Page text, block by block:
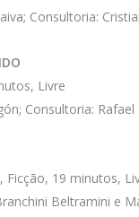
Consultoria:
Livre
Consultoria:
Ficção, 19 minutos,
Beltramini e